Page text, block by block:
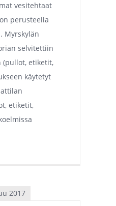
vesitehtaat
perusteella
Myrskylän
selvitettiin
(pullot, etiketit,
käytetyt
etiketit,
2017